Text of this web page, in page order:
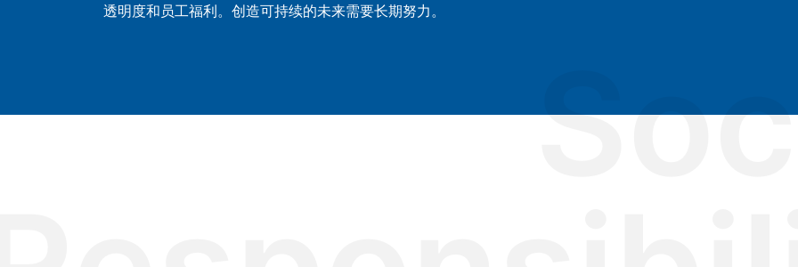
透明度和员工福利。创造可持续的未来需要长期努力。